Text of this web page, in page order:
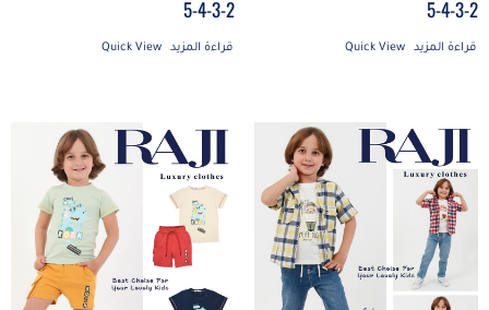
2-3-4-5
قراءة المزيد Quick View
2-3-4-5
قراءة المزيد Quick View